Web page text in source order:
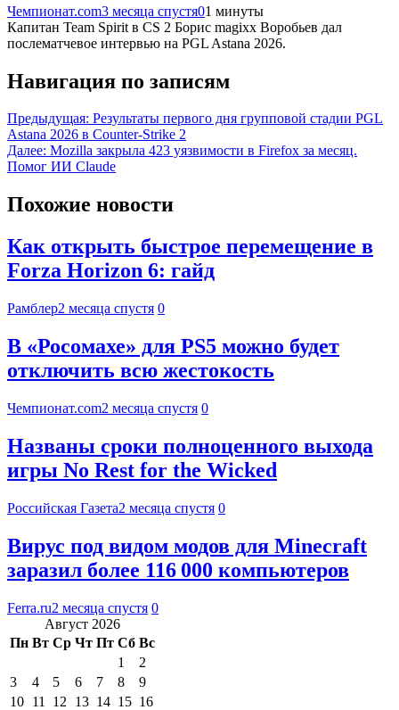
Чемпионат.com3 месяца спустя01 минуты
Капитан Team Spirit в CS 2 Борис magixx Воробьев дал
послематчевое интервью на PGL Astana 2026.
Навигация по записям
Предыдущая: Результаты первого дня групповой стадии PGL
Astana 2026 в Counter-Strike 2
Далее: Mozilla закрыла 423 уязвимости в Firefox за месяц.
Помог ИИ Claude
Похожие новости
Как открыть быстрое перемещение в
Forza Horizon 6: гайд
Рамблер2 месяца спустя 0
В «Росомахе» для PS5 можно будет
отключить всю жестокость
Чемпионат.com2 месяца спустя 0
Названы сроки полноценного выхода
игры No Rest for the Wicked
Российская Газета2 месяца спустя 0
Вирус под видом модов для Minecraft
заразил более 116 000 компьютеров
Ferra.ru2 месяца спустя 0
Август 2026
Пн Вт Ср Чт Пт Сб Вс
1
2
3
4 5 6 7 8
9
10 11 12 13 14 15 16